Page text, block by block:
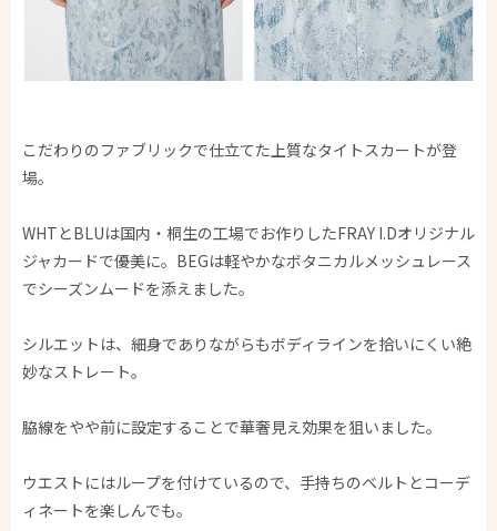
こだわりのファブリックで仕立てた上質なタイトスカートが登
場。
WHTとBLUは国内・桐生の工場でお作りしたFRAY I.Dオリジナル
ジャカードで優美に。BEGは軽やかなボタニカルメッシュレース
でシーズンムードを添えました。
シルエットは、細身でありながらもボディラインを拾いにくい絶
妙なストレート。
脇線をやや前に設定することで華奢見え効果を狙いました。
ウエストにはループを付けているので、手持ちのベルトとコーデ
ィネートを楽しんでも。